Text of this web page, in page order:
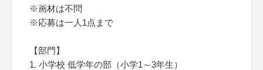
※画材は不問
※応募は一人1点まで
【部門】
1. 小学校 低学年の部（小学1～3年生）